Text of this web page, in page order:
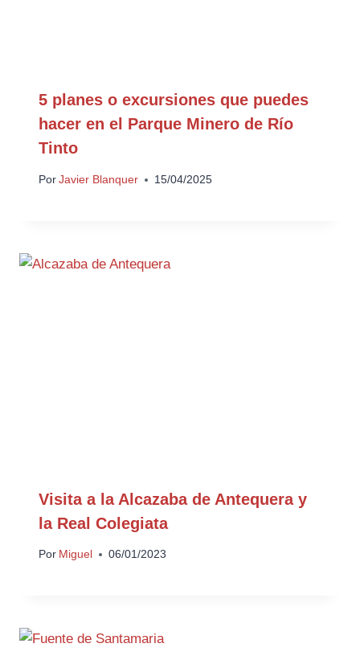
5 planes o excursiones que puedes
hacer en el Parque Minero de Río
Tinto
Por Javier Blanquer 15/04/2025
Visita a la Alcazaba de Antequera y
la Real Colegiata
Por Miguel 06/01/2023